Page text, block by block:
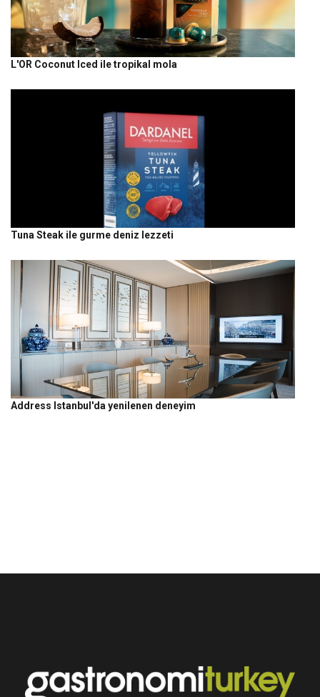
L'OR Coconut Iced ile tropikal mola
Tuna Steak ile gurme deniz lezzeti
Address Istanbul'da yenilenen deneyim